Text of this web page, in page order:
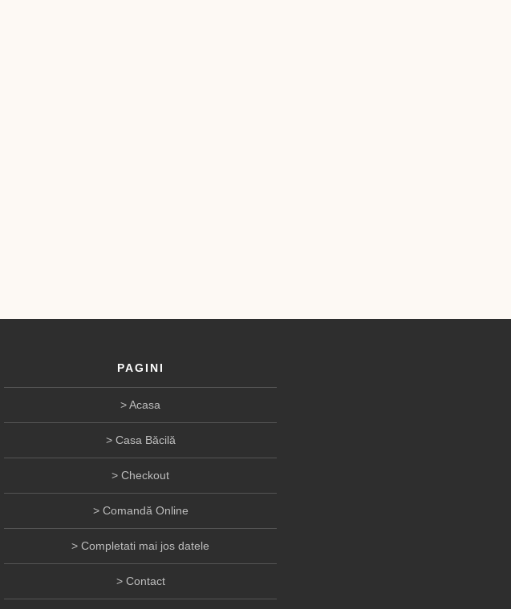
PAGINI
Acasa
Casa Băcilă
Checkout
Comandă Online
Completati mai jos datele
Contact